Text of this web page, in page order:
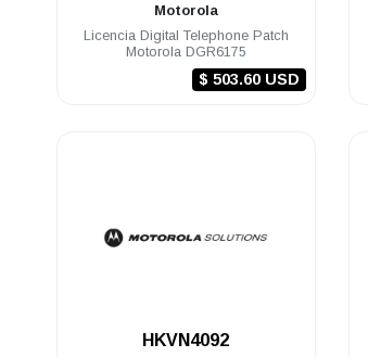
Motorola
Licencia Digital Telephone Patch
Motorola DGR6175
$ 503.60 USD
HKVN4092